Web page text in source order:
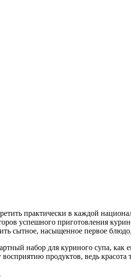
практически в каждой
успешного приготовления
сытное, насыщенное первое
набор для куриного супа, как
продуктов, ведь красота